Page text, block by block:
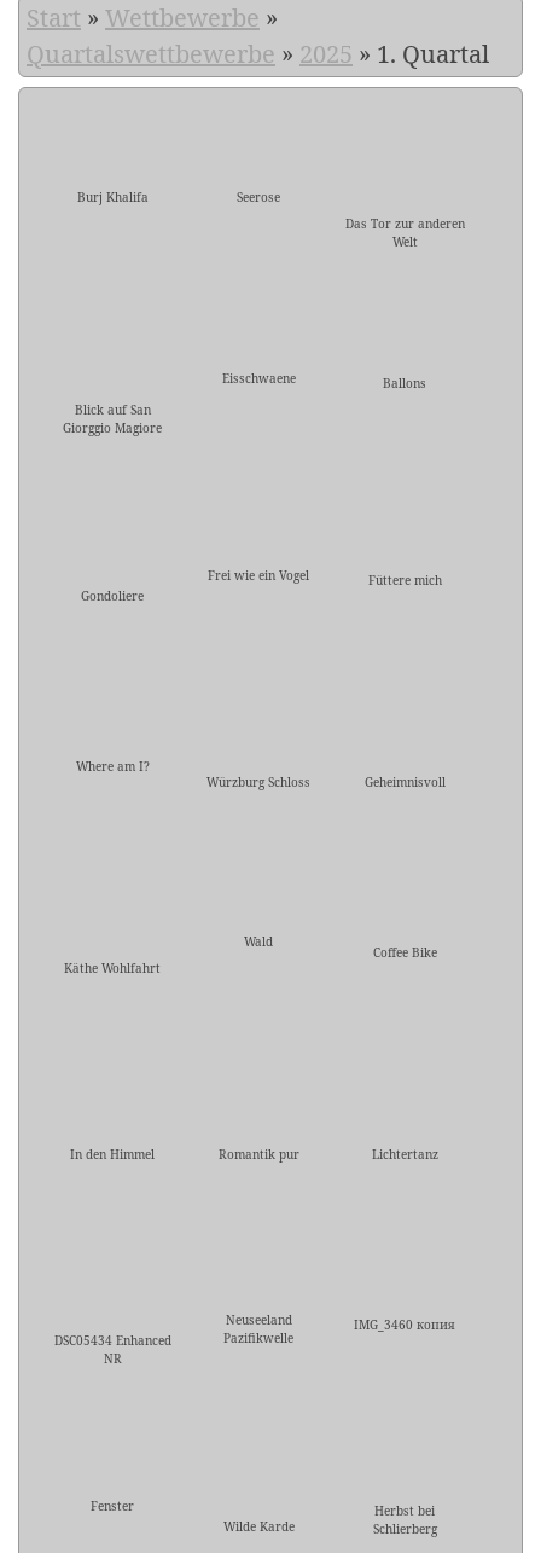
Start » Wettbewerbe »
Quartalswettbewerbe » 2025 » 1. Quartal
Burj Khalifa
Seerose
Das Tor zur anderen
Welt
Blick auf San
Giorggio Magiore
Eisschwaene Ballons
Gondoliere
Frei wie ein Vogel Füttere mich
Where am I?
Würzburg Schloss
Geheimnisvoll
Käthe Wohlfahrt
Wald
Coffee Bike
In den Himmel Romantik pur Lichtertanz
DSC05434 Enhanced
NR
Neuseeland
Pazifikwelle
IMG_3460 копия
Fenster
Wilde Karde
Herbst bei
Schlierberg